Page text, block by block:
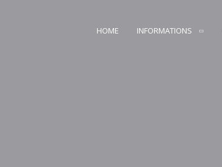
HOME INFORMATIONS